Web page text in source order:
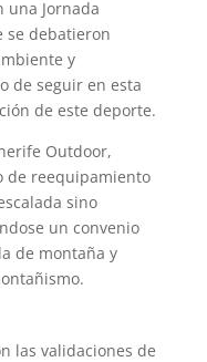
una Jornada
se debatieron
y
de seguir en esta
de este deporte.
Outdoor,
de reequipamiento
sino
un convenio
de montaña y
las validaciones de